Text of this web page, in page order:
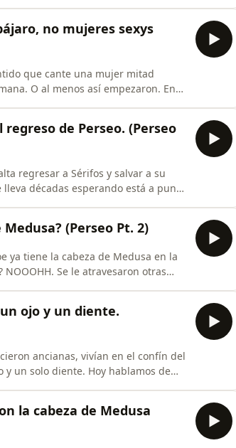
no mujeres sexys
que cante una mujer mitad
de Perseo. (Perseo
regresar a Sérifos y salvar a su
décadas esperando está a punto
las
(Perseo Pt. 2)
ya tiene la cabeza de Medusa en la
otras
ojo y un diente.
ancianas, vivían en el confín del
un solo diente. Hoy hablamos de
la cabeza de Medusa